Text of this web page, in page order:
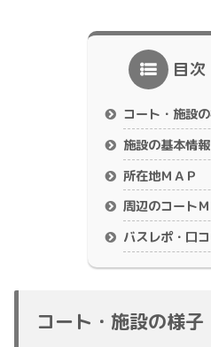
目次
コート・施設
施設の基本情報
所在地ＭＡＰ
周辺のコート
バスレポ・口
コート・施設の様子